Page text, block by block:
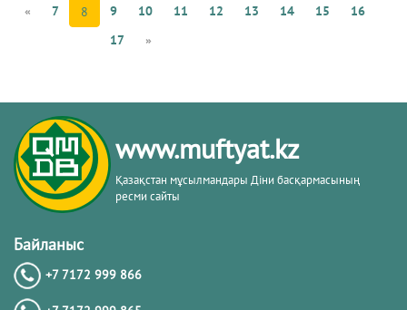
« 7 8 9 10 11 12 13 14 15
16
17
»
www.muftyat.kz
Қазақстан мұсылмандары Діни басқармасының
ресми сайты
Байланыс
+7 7172 999 866